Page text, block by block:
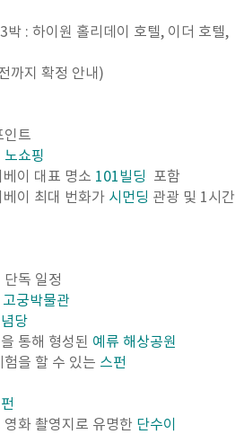
박 : 하이원 홀리데이 호텔, 이더 호텔,
까지 확정 안내)
인트
노쇼핑
이 대표 명소 101빌딩 포함
이 최대 번화가 시먼딩 관광 및 1시간
독 일정
고궁박물관
당
통해 형성된 예류 해상공원
을 할 수 있는 스펀
화 촬영지로 유명한 단수이